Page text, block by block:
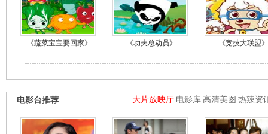
《蔬菜宝宝要回家》 《功夫总动员》 《竞技大联盟》
大片放映厅 电影库 高清美图 热辣资
电影台推荐